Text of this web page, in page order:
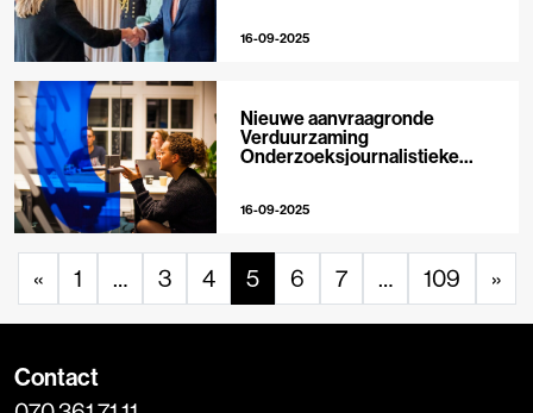
16-09-2025
Nieuwe aanvraagronde
Verduurzaming
Onderzoeksjournalistieke
16-09-2025
« 1 … 3 4 5 6 7 … 109 »
Contact